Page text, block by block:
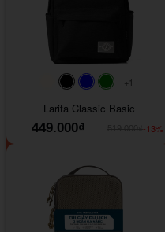
#faf0e6#000000#0000FF
+1
Larita Classic Basic
449.000₫
-13%